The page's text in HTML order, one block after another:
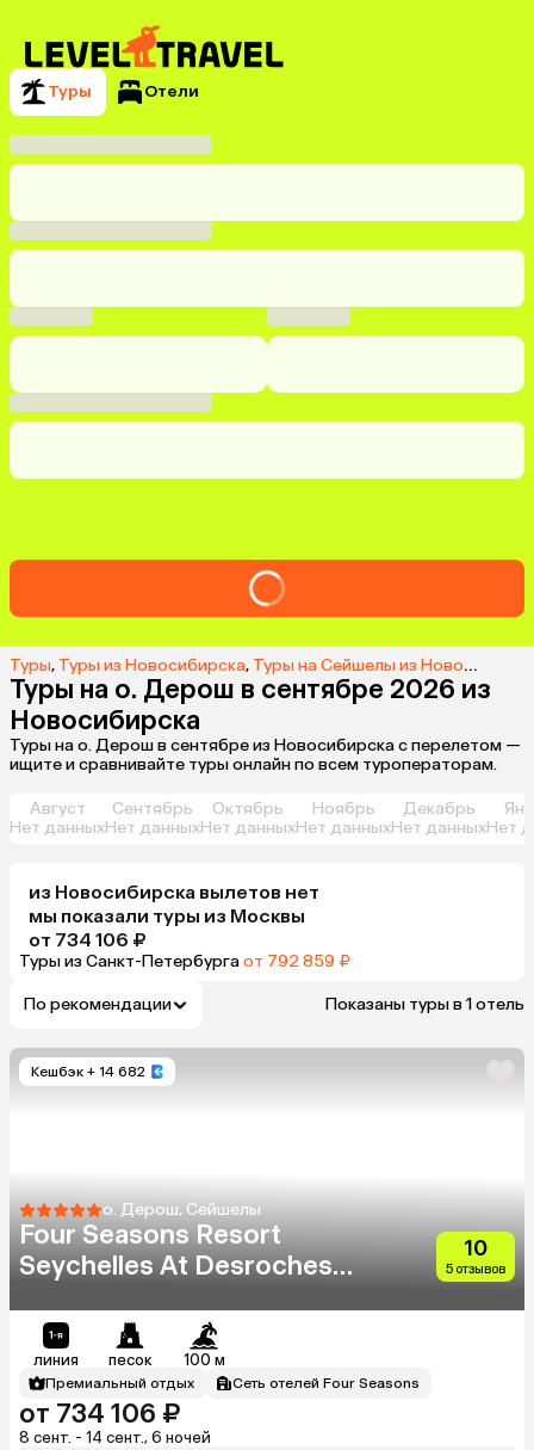
Туры Отели
Туры, Туры из Новосибирска, Туры на Сейшелы из Новосибирска
Туры на о. Дерош в сентябре 2026 из
Новосибирска
Туры на о. Дерош в сентябре из Новосибирска с перелетом —
ищите и сравнивайте туры онлайн по всем туроператорам.
Август
Нет данных
Сентябрь
Нет данных
Октябрь
Нет данных
Ноябрь
Нет данных
Декабрь
Нет данныхНет
из Новосибирска вылетов нет
мы показали туры из Москвы
от 734 106 ₽
Туры из Санкт-Петербургаот 792 859 ₽
По рекомендации Показаны туры в 1 отель
Кешбэк + 14 682
о. Дерош, Сейшелы
Four Seasons Resort
Seychelles At Desroches
10
5 отзывов
линия песок 100 м
Премиальный отдых Сеть отелей Four Seasons
от 734 106 ₽
8 сент. - 14 сент., 6 ночей